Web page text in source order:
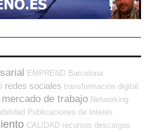
EMPREND Barcelona
redes sociales transformación digital
mercado de trabajo Networking
Publicaciones de Interés
CALIDAD recursos descargas